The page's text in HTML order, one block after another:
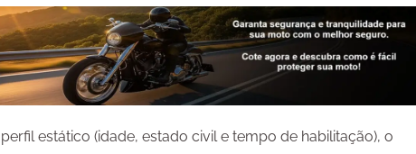
estático (idade, estado civil e tempo de habilitação), o